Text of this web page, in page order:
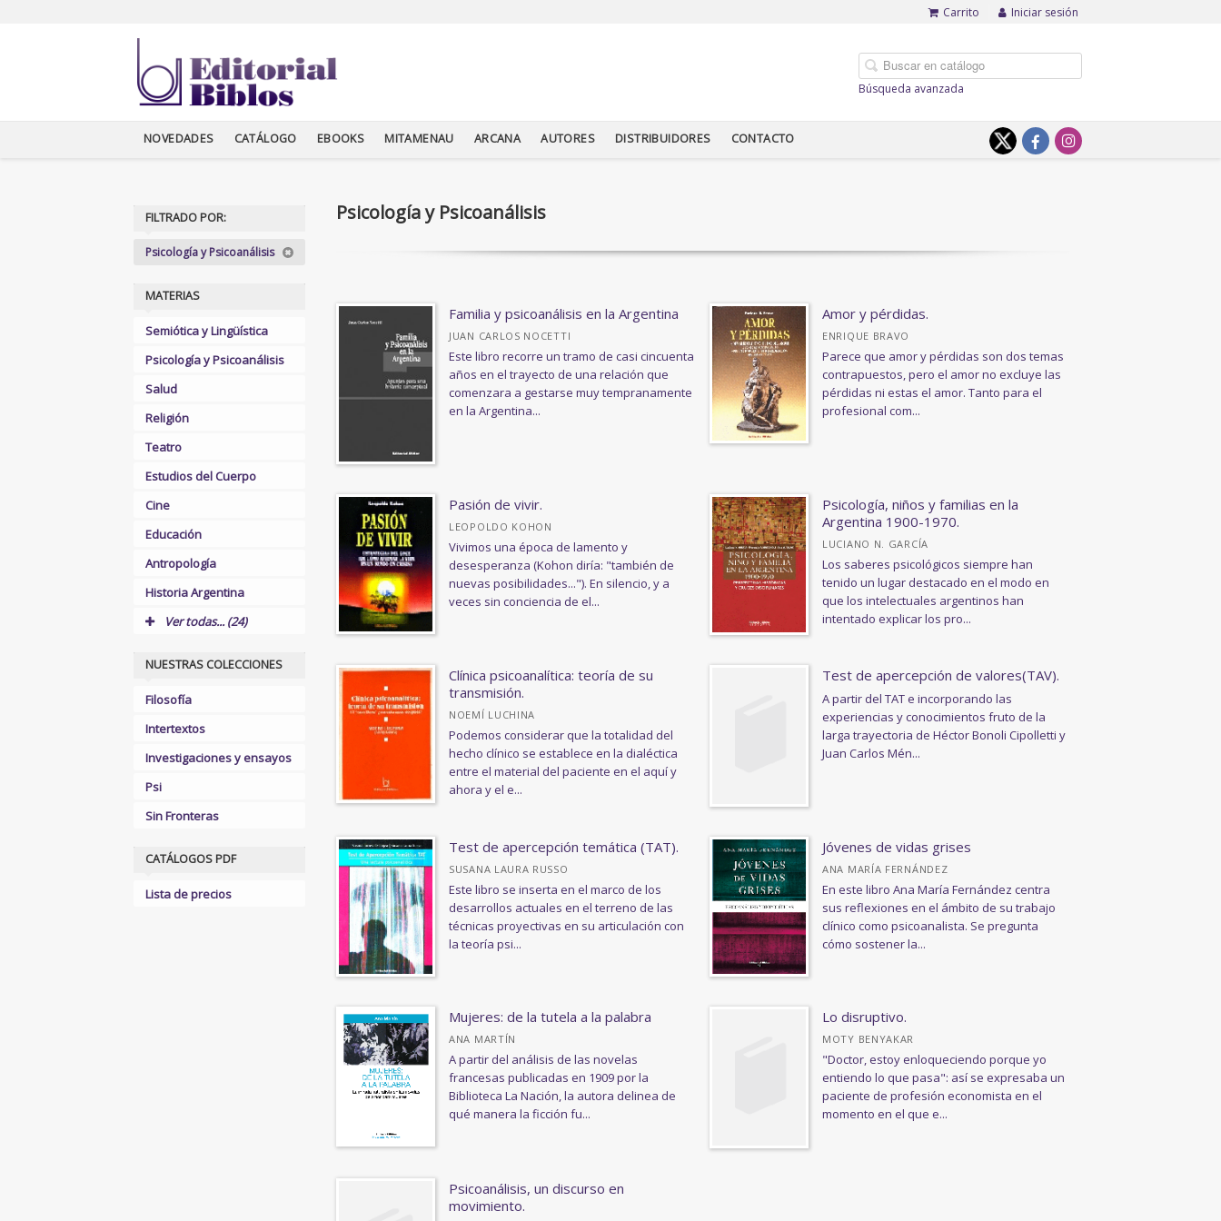
Carrito Iniciar sesión
Búsqueda avanzada
NOVEDADES CATÁLOGO EBOOKS MITAMENAU ARCANA AUTORES DISTRIBUIDORES CONTACTO
FILTRADO POR:
Psicología y Psicoanálisis
MATERIAS
Semiótica y Lingüística
Psicología y Psicoanálisis
Salud
Religión
Teatro
Estudios del Cuerpo
Cine
Educación
Antropología
Historia Argentina
Ver todas... (24)
NUESTRAS COLECCIONES
Filosofía
Intertextos
Investigaciones y ensayos
Psi
Sin Fronteras
CATÁLOGOS PDF
Lista de precios
Psicología y Psicoanálisis
Familia y psicoanálisis en la Argentina
JUAN CARLOS NOCETTI
Este libro recorre un tramo de casi cincuenta
años en el trayecto de una relación que
comenzara a gestarse muy tempranamente
en la Argentina...
Amor y pérdidas.
ENRIQUE BRAVO
Parece que amor y pérdidas son dos temas
contrapuestos, pero el amor no excluye las
pérdidas ni estas el amor. Tanto para el
profesional com...
Pasión de vivir.
LEOPOLDO KOHON
Vivimos una época de lamento y
desesperanza (Kohon diría: "también de
nuevas posibilidades..."). En silencio, y a
veces sin conciencia de el...
Psicología, niños y familias en la
Argentina 1900-1970.
LUCIANO N. GARCÍA
Los saberes psicológicos siempre han
tenido un lugar destacado en el modo en
que los intelectuales argentinos han
intentado explicar los pro...
Clínica psicoanalítica: teoría de su
transmisión.
NOEMÍ LUCHINA
Podemos considerar que la totalidad del
hecho clínico se establece en la dialéctica
entre el material del paciente en el aquí y
ahora y el e...
Test de apercepción de valores(TAV).
A partir del TAT e incorporando las
experiencias y conocimientos fruto de la
larga trayectoria de Héctor Bonoli Cipolletti y
Juan Carlos Mén...
Test de apercepción temática (TAT).
SUSANA LAURA RUSSO
Este libro se inserta en el marco de los
desarrollos actuales en el terreno de las
técnicas proyectivas en su articulación con
la teoría psi...
Jóvenes de vidas grises
ANA MARÍA FERNÁNDEZ
En este libro Ana María Fernández centra
sus reflexiones en el ámbito de su trabajo
clínico como psicoanalista. Se pregunta
cómo sostener la...
Mujeres: de la tutela a la palabra
ANA MARTÍN
A partir del análisis de las novelas
francesas publicadas en 1909 por la
Biblioteca La Nación, la autora delinea de
qué manera la ficción fu...
Lo disruptivo.
MOTY BENYAKAR
"Doctor, estoy enloqueciendo porque yo
entiendo lo que pasa": así se expresaba un
paciente de profesión economista en el
momento en el que e...
Psicoanálisis, un discurso en
movimiento.